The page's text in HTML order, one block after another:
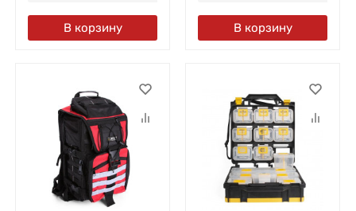
В корзину В корзину